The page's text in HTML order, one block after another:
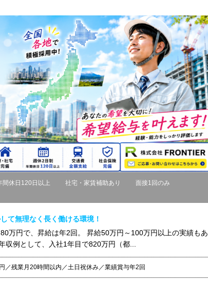
間休日120日以上 社宅・家賃補助あり
面接1回のみ
て無理なく長く働ける環境！
万円で、昇給は年2回。 昇給50万円～100万円以上の実績もあ
収例として、入社1年目で820万円（都...
／残業月20時間以内／土日祝休み／業績賞与年2回